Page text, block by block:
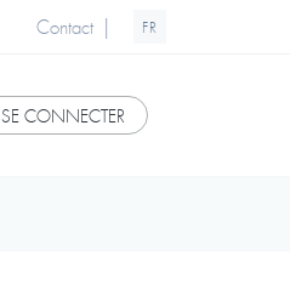
Contact | FR
SE CONNECTER